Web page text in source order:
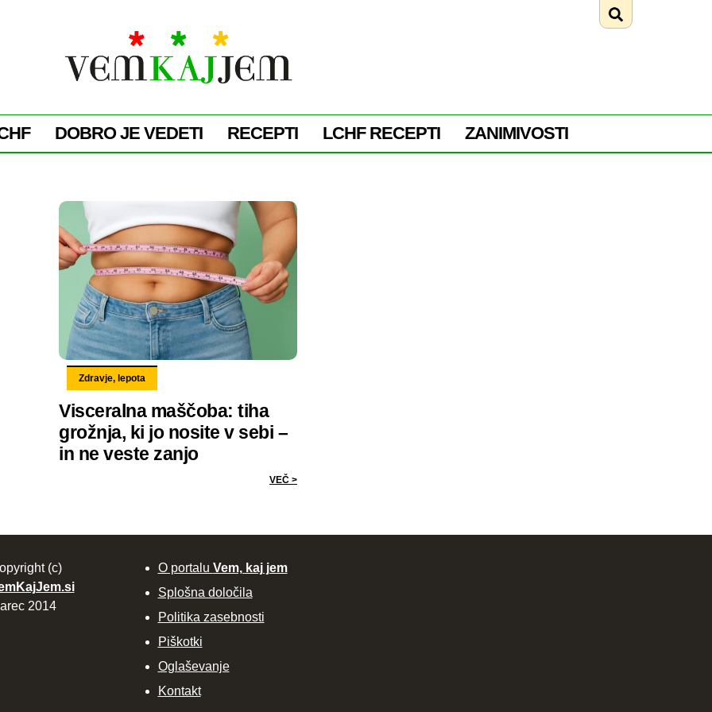
DOBRO JE VEDETI RECEPTI LCHF RECEPTI ZANIMIVOSTI
Zdravje, lepota
Visceralna maščoba: tiha
grožnja, ki jo nosite v sebi –
in ne veste zanjo
VEČ >
(c)
2014
O portalu Vem, kaj jem
Splošna določila
Politika zasebnosti
Piškotki
Oglaševanje
Kontakt